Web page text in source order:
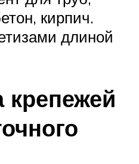
кирпич.
длиной
крепежей